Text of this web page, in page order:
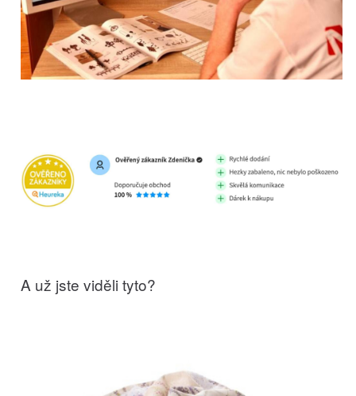
A už jste viděli tyto?